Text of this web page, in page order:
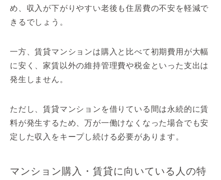
め、収入が下がりやすい老後も住居費の不安を軽減で
きるでしょう。
一方、賃貸マンションは購入と比べて初期費用が大幅
に安く、家賃以外の維持管理費や税金といった支出は
発生しません。
ただし、賃貸マンションを借りている間は永続的に賃
料が発生するため、万が一働けなくなった場合でも安
定した収入をキープし続ける必要があります。
マンション購入・賃貸に向いている人の特